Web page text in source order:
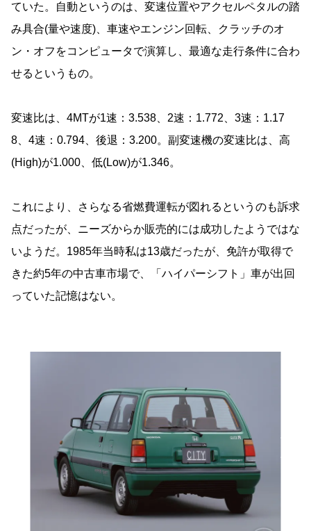
ていた。自動というのは、変速位置やアクセルペタルの踏
み具合(量や速度)、車速やエンジン回転、クラッチのオ
ン・オフをコンピュータで演算し、最適な走行条件に合わ
せるというもの。
変速比は、4MTが1速：3.538、2速：1.772、3速：1.17
8、4速：0.794、後退：3.200。副変速機の変速比は、高
(High)が1.000、低(Low)が1.346。
これにより、さらなる省燃費運転が図れるというのも訴求
点だったが、ニーズからか販売的には成功したようではな
いようだ。1985年当時私は13歳だったが、免許が取得で
きた約5年の中古車市場で、「ハイパーシフト」車が出回
っていた記憶はない。